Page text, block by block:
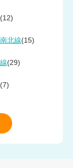
(12)
北線(15)
(29)
(7)